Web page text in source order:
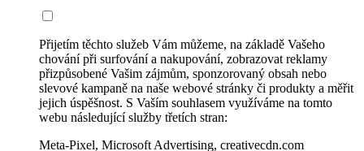
Přijetím těchto služeb Vám můžeme, na základě Vašeho
chování při surfování a nakupování, zobrazovat reklamy
přizpůsobené Vašim zájmům, sponzorovaný obsah nebo
slevové kampaně na naše webové stránky či produkty a měřit
jejich úspěšnost. S Vaším souhlasem využíváme na tomto
webu následující služby třetích stran:
Meta-Pixel, Microsoft Advertising, creativecdn.com